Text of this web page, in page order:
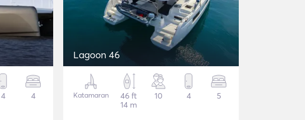
4 4
Lagoon 46
Katamaran
46 ft
14 m
10 4 5